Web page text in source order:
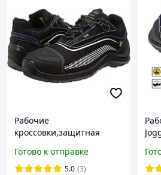
Рабочие
кроссовки,защитная
носок,антипрокольная
стелька,антискользящая
Готово к отправке
5.0 (3)